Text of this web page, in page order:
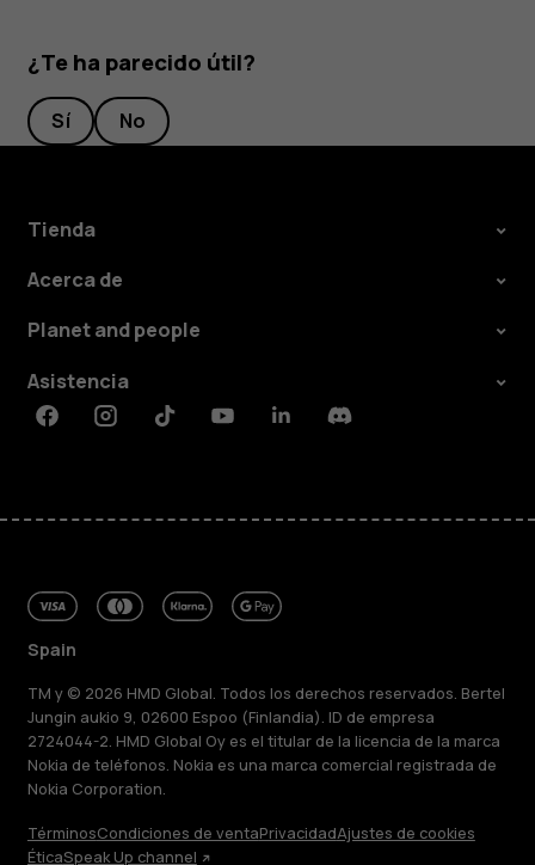
¿Te ha parecido útil?
Sí No
Tienda
Acerca de
Planet and people
Asistencia
FacebookInstagramTiktokYoutubeLinkedinDiscord
Spain
TM y © 2026 HMD Global. Todos los derechos reservados. Bertel
Jungin aukio 9, 02600 Espoo (Finlandia). ID de empresa
2724044-2. HMD Global Oy es el titular de la licencia de la marca
Nokia de teléfonos. Nokia es una marca comercial registrada de
Nokia Corporation.
TérminosCondiciones de ventaPrivacidadAjustes de cookies
ÉticaSpeak Up channel